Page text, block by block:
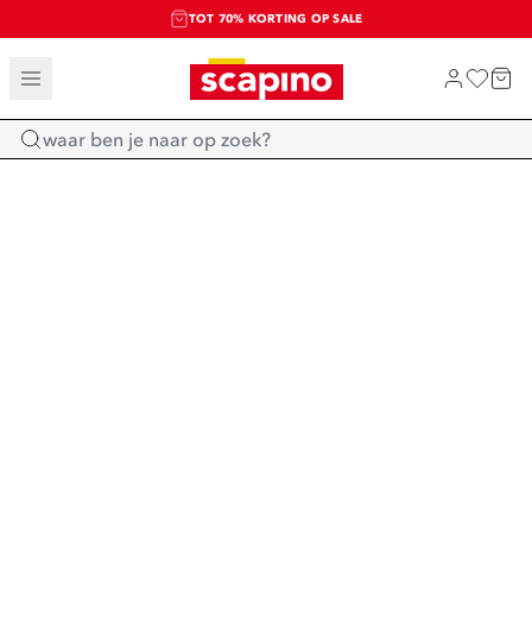
TOT 70% KORTING OP SALE
SALE: LAATSTE KANS!
SHOP NIEUW
Home